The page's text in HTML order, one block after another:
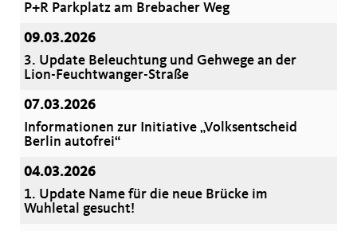
P+R Parkplatz am Brebacher Weg
09.03.2026
3. Update Beleuchtung und Gehwege an der
Lion-Feuchtwanger-Straße
07.03.2026
Informationen zur Initiative „Volksentscheid
Berlin autofrei“
04.03.2026
1. Update Name für die neue Brücke im
Wuhletal gesucht!